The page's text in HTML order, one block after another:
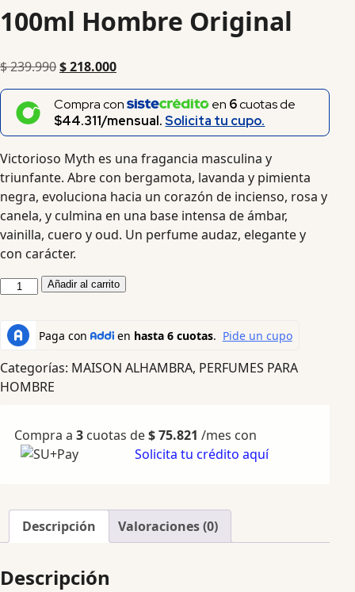
100ml Hombre Original
$239.990$218.000
Compra con en 6cuotas de
$44.311/mensual.Solicita tu cupo.
Victorioso Myth es una fragancia masculina y
triunfante. Abre con bergamota, lavanda y pimienta
negra, evoluciona hacia un corazón de incienso, rosa y
canela, y culmina en una base intensa de ámbar,
vainilla, cuero y oud. Un perfume audaz, elegante y
con carácter.
Añadir al carrito
Categorías: MAISON ALHAMBRA, PERFUMES PARA
HOMBRE
Compra a 3 cuotas de$75.821 /mes con
Solicita tu crédito aquí
Descripción Valoraciones (0)
Descripción